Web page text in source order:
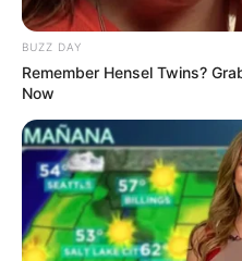
LIHAT
BUZZ DAY
Remember Hensel Twins?
Now